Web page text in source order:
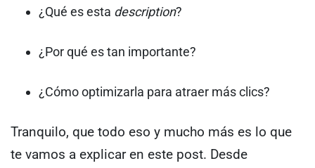
¿Qué es esta description?
¿Por qué es tan importante?
¿Cómo optimizarla para atraer más clics?
Tranquilo, que todo eso y mucho más es lo que
te vamos a explicar en este post. Desde